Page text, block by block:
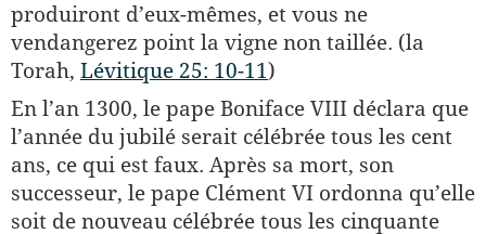
produiront d’eux-mêmes, et vous ne
vendangerez point la vigne non taillée. (la
Torah, Lévitique 25: 10-11)
En l’an 1300, le pape Boniface VIII déclara que
l’année du jubilé serait célébrée tous les cent
ans, ce qui est faux. Après sa mort, son
successeur, le pape Clément VI ordonna qu’elle
soit de nouveau célébrée tous les cinquante